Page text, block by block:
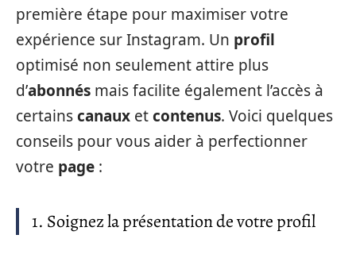
première étape pour maximiser votre
expérience sur Instagram. Un profil
optimisé non seulement attire plus
d’abonnés mais facilite également l’accès à
certainscanaux etcontenus. Voici quelques
conseils pour vous aider à perfectionner
votre page :
1. Soignez la présentation de votre profil